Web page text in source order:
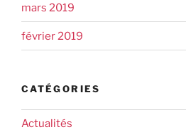
mars 2019
février 2019
CATÉGORIES
Actualités